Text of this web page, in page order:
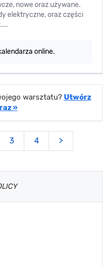
nowe oraz używane.
elektryczne, oraz części
online.
warsztatu? Utwórz
»
3 4 >